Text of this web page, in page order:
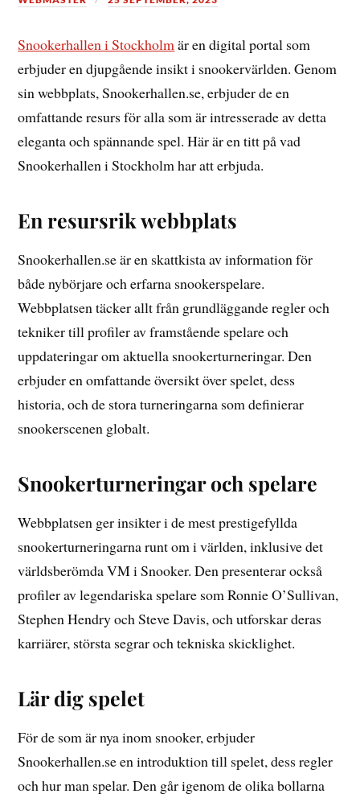
Snookerhallen i Stockholm är en digital portal som
erbjuder en djupgående insikt i snookervärlden. Genom
sin webbplats, Snookerhallen.se, erbjuder de en
omfattande resurs för alla som är intresserade av detta
eleganta och spännande spel. Här är en titt på vad
Snookerhallen i Stockholm har att erbjuda.
En resursrik webbplats
Snookerhallen.se är en skattkista av information för
både nybörjare och erfarna snookerspelare.
Webbplatsen täcker allt från grundläggande regler och
tekniker till profiler av framstående spelare och
uppdateringar om aktuella snookerturneringar. Den
erbjuder en omfattande översikt över spelet, dess
historia, och de stora turneringarna som definierar
snookerscenen globalt.
Snookerturneringar och spelare
Webbplatsen ger insikter i de mest prestigefyllda
snookerturneringarna runt om i världen, inklusive det
världsberömda VM i Snooker. Den presenterar också
profiler av legendariska spelare som Ronnie O’Sullivan,
Stephen Hendry och Steve Davis, och utforskar deras
karriärer, största segrar och tekniska skicklighet.
Lär dig spelet
För de som är nya inom snooker, erbjuder
Snookerhallen.se en introduktion till spelet, dess regler
och hur man spelar. Den går igenom de olika bollarna